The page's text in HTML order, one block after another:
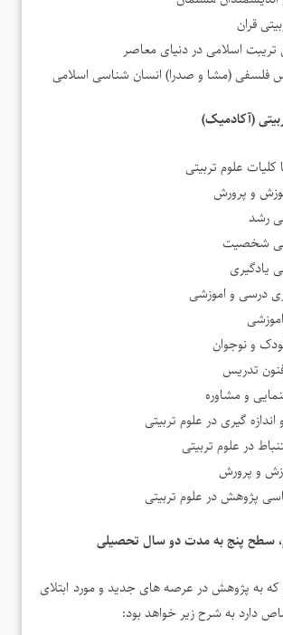
قران
اسلامی در دنیای معاصر
فلسفی (مشا و صدرا) انسان شناسی اسلامی
کلیات علوم تربیتی
و پرورش
رشد
شخصیت
یادگیری
درسی و اموزشی
و نوجوان
تدریس
و مشاوره
گیری در علوم تربیتی
در علوم تربیتی
و پرورش
پژوهش در علوم تربیتی
سطح پنج به مدت دو سال تحصیلی
که به پژوهش در عرصه های جدید و مورد ابتلای
دارد به شرح زیر خواهد بود: